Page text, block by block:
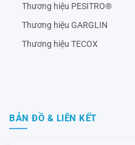
Thương hiệu PESITRO®
Thương hiệu GARGLIN
Thương hiệu TECOX
BẢN ĐỒ & LIÊN KẾT